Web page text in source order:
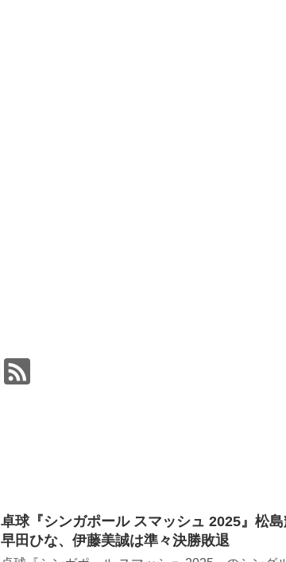
卓球『シンガポール スマッシュ 2025』松
早田ひな、伊藤美誠は準々決勝敗退